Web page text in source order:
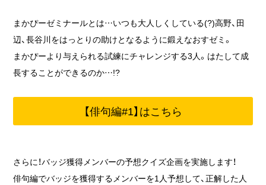
まかぴーゼミナールとは…いつも大人しくしている(?)高野、田
辺、長谷川をはっとりの助けとなるように鍛えなおすゼミ。
まかぴーより与えられる試練にチャレンジする3人。はたして成
長することができるのか…!?
【俳句編#1】はこちら
さらに！バッジ獲得メンバーの予想クイズ企画を実施します！
俳句編でバッジを獲得するメンバーを1人予想して、正解した人